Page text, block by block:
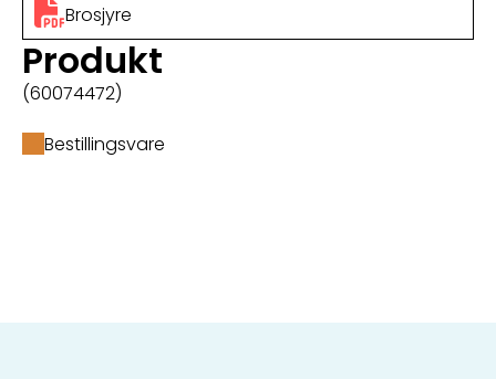
Brosjyre
Produkt
(60074472)
Bestillingsvare